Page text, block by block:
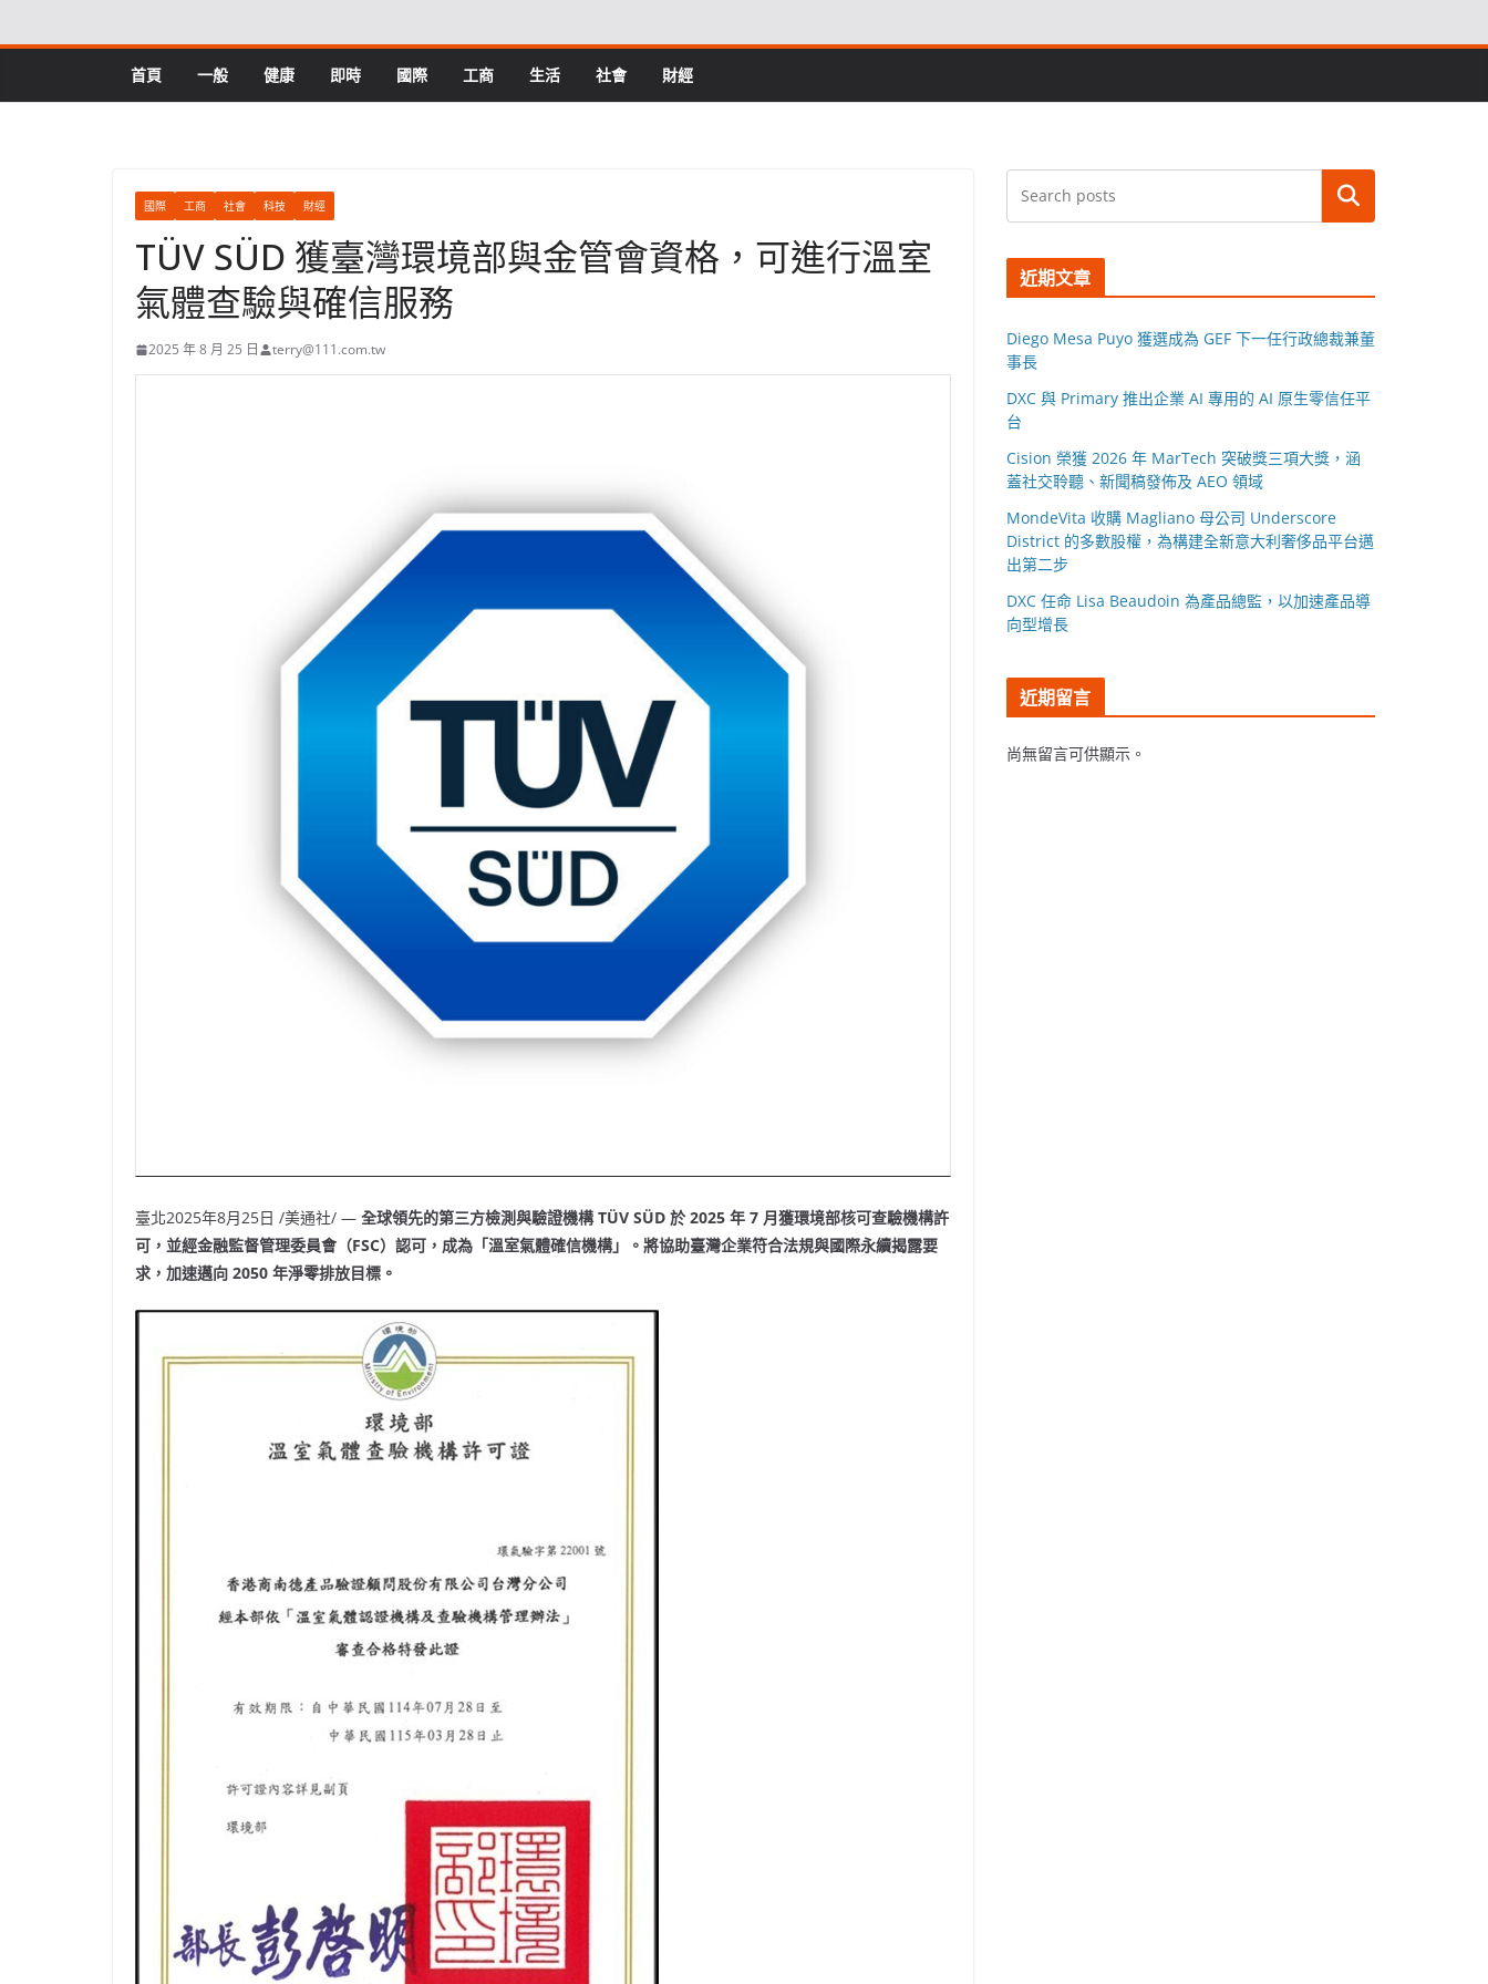
to
首頁 一般 健康 即時 國際 工商 生活 社會 財經
國際 工商 社會 科技 財經
TÜV SÜD 獲臺灣環境部與金管會資格，可進行溫室
氣體查驗與確信服務
2025 年 8 月 25 日 terry@111.com.tw
臺北2025年8月25日 /美通社/ — 全球領先的第三方檢測與驗證機構TÜV SÜD 於2025 年 7 月獲環境部核可查驗機構許
可，並經金融監督管理委員會（FSC）認可，成為「溫室氣體確信機構」。將協助臺灣企業符合法規與國際永續揭露要
求，加速邁向 2050 年淨零排放目標。
搜尋
近期文章
Diego Mesa Puyo 獲選成為 GEF 下一任行政總裁兼董
事長
DXC 與 Primary 推出企業 AI 專用的 AI 原生零信任平
台
Cision 榮獲 2026 年 MarTech 突破獎三項大獎，涵
蓋社交聆聽、新聞稿發佈及 AEO 領域
MondeVita 收購 Magliano 母公司 Underscore
District 的多數股權，為構建全新意大利奢侈品平台邁
出第二步
DXC 任命 Lisa Beaudoin 為產品總監，以加速產品導
向型增長
近期留言
尚無留言可供顯示。